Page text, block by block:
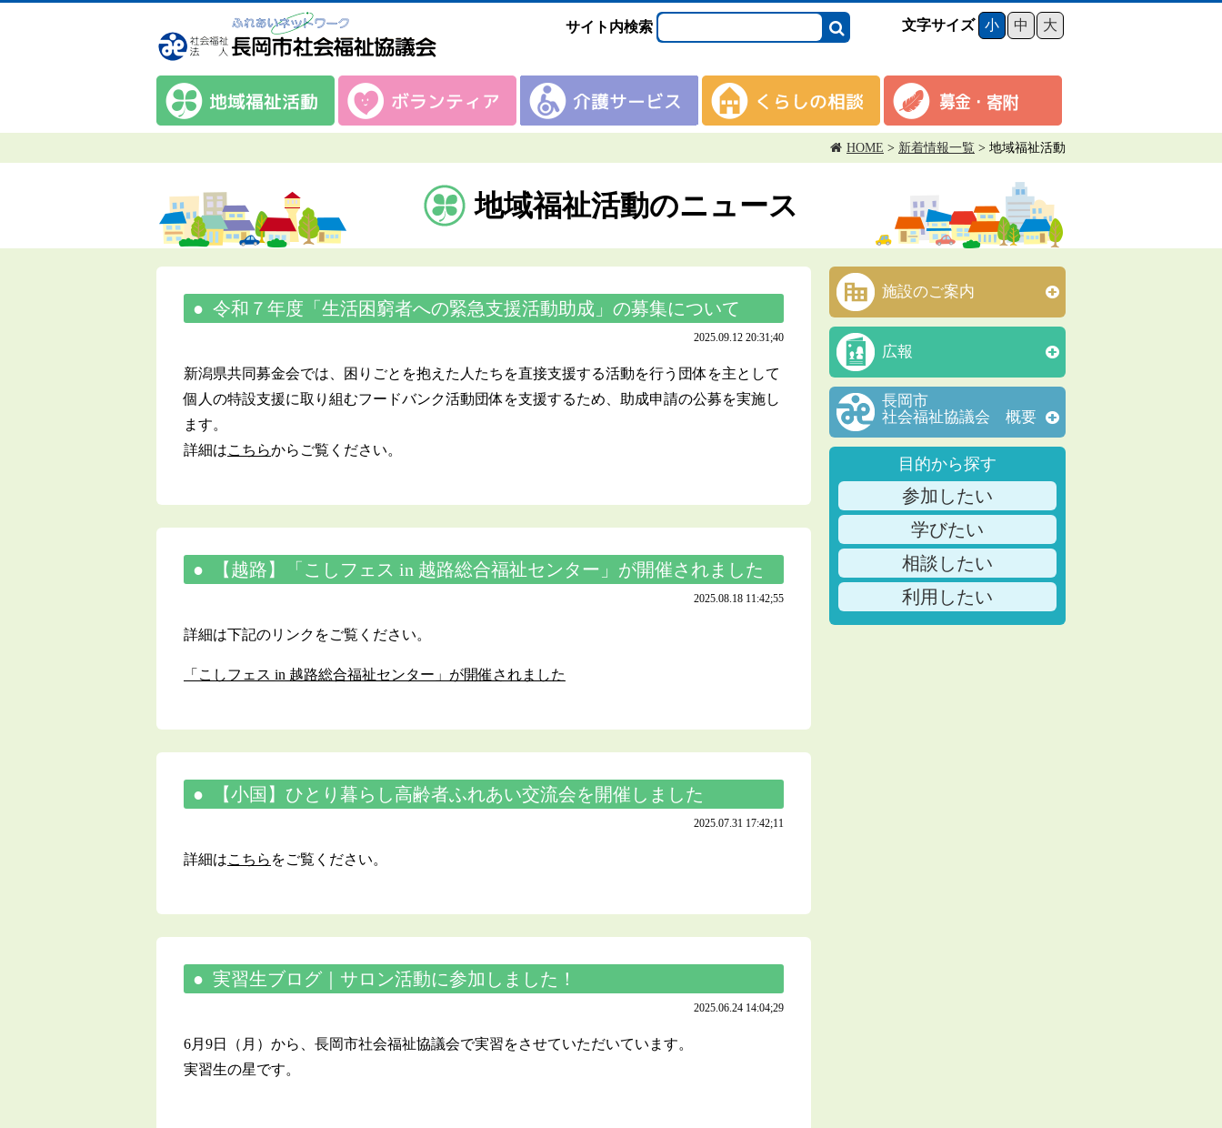
サイト内検索 文字サイズ 小 中 大
HOME > 新着情報一覧 > 地域福祉活動
地域福祉活動のニュース
令和７年度「生活困窮者への緊急支援活動助成」の募集について
2025.09.12 20:31;40
新潟県共同募金会では、困りごとを抱えた人たちを直接支援する活動を行う団体を主として
個人の特設支援に取り組むフードバンク活動団体を支援するため、助成申請の公募を実施し
ます。
詳細はこちらからご覧ください。
【越路】「こしフェス in 越路総合福祉センター」が開催されました
2025.08.18 11:42;55
詳細は下記のリンクをご覧ください。
「こしフェス in 越路総合福祉センター」が開催されました
【小国】ひとり暮らし高齢者ふれあい交流会を開催しました
2025.07.31 17:42;11
詳細はこちら をご覧ください。
実習生ブログ｜サロン活動に参加しました！
2025.06.24 14:04;29
6月9日（月）から、長岡市社会福祉協議会で実習をさせていただいています。
実習生の星です。
施設のご案内
広報
長岡市
社会福祉協議会 概要
目的から探す
参加したい
学びたい
相談したい
利用したい